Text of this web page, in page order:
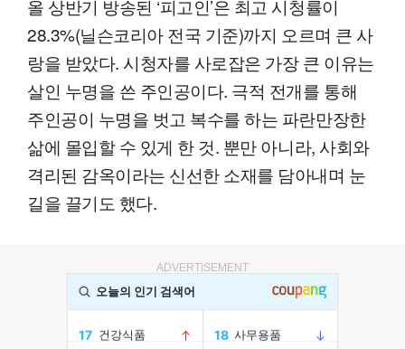
올 상반기 방송된 ‘피고인’은 최고 시청률이
28.3%(닐슨코리아 전국 기준)까지 오르며 큰 사
랑을 받았다. 시청자를 사로잡은 가장 큰 이유는
살인 누명을 쓴 주인공이다. 극적 전개를 통해
주인공이 누명을 벗고 복수를 하는 파란만장한
삶에 몰입할 수 있게 한 것. 뿐만 아니라, 사회와
격리된 감옥이라는 신선한 소재를 담아내며 눈
길을 끌기도 했다.
ADVERTISEMENT